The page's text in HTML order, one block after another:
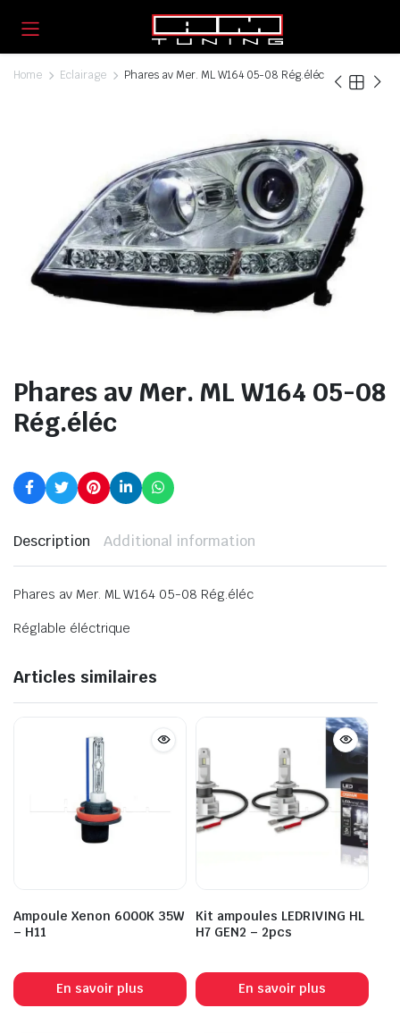
Home Eclairage Phares av Mer. ML W164 05-08 Rég.éléc
Phares av Mer. ML W164 05-08
Rég.éléc
Description Additional information
Phares av Mer. ML W164 05-08 Rég.éléc
Réglable éléctrique
Articles similaires
Ampoule Xenon 6000K 35W
– H11
En savoir plus
Kit ampoules LEDRIVING HL
H7 GEN2 – 2pcs
En savoir plus